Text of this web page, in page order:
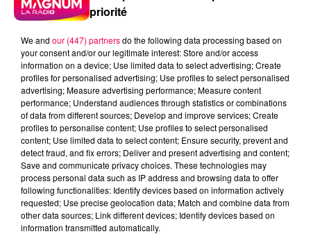
5 août 2026
Des assiettes Linvosges rappelées pour
excès de plomb
Du plomb a été détecté dans deux assiettes en
céramique vendues entre 2020 et 2022 par Linvosges.
priorité
We and our (447) partnersdo the following data processing based on
your consent and/or our legitimate interest: Store and/or access
information on a device; Use limited data to select advertising; Create
profiles for personalised advertising; Use profiles to select personalised
advertising; Measure advertising performance; Measure content
performance; Understand audiences through statistics or combinations
of data from different sources; Develop and improve services; Create
profiles to personalise content; Use profiles to select personalised
content; Use limited data to select content; Ensure security, prevent and
detect fraud, and fix errors; Deliver and present advertising and content;
Save and communicate privacy choices. These technologies may
process personal data such as IP address and browsing data to offer
following functionalities: Identify devices based on information actively
requested; Use precise geolocation data; Match and combine data from
other data sources; Link different devices; Identify devices based on
information transmitted automatically.